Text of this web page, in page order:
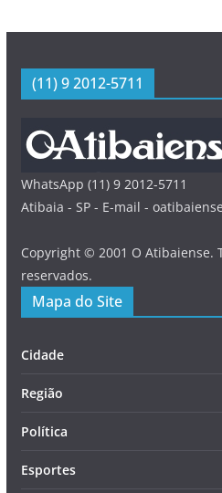
(11) 9 2012-5711
WhatsApp (11) 9 2012-5711
Atibaia - SP - E-mail -
Copyright © 2001 O Atibaiense.
reservados.
Mapa do Site
Cidade
Região
Política
Esportes